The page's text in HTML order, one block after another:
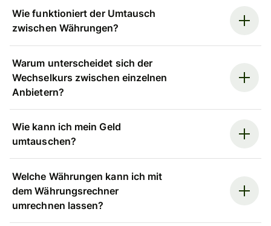
Wie funktioniert der Umtausch
zwischen Währungen?
Warum unterscheidet sich der
Wechselkurs zwischen einzelnen
Anbietern?
Wie kann ich mein Geld
umtauschen?
Welche Währungen kann ich mit
dem Währungsrechner
umrechnen lassen?